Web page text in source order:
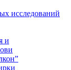
исследований
и